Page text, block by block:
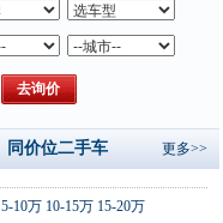
同价位二手车 更多>>
5-10万 10-15万 15-20万